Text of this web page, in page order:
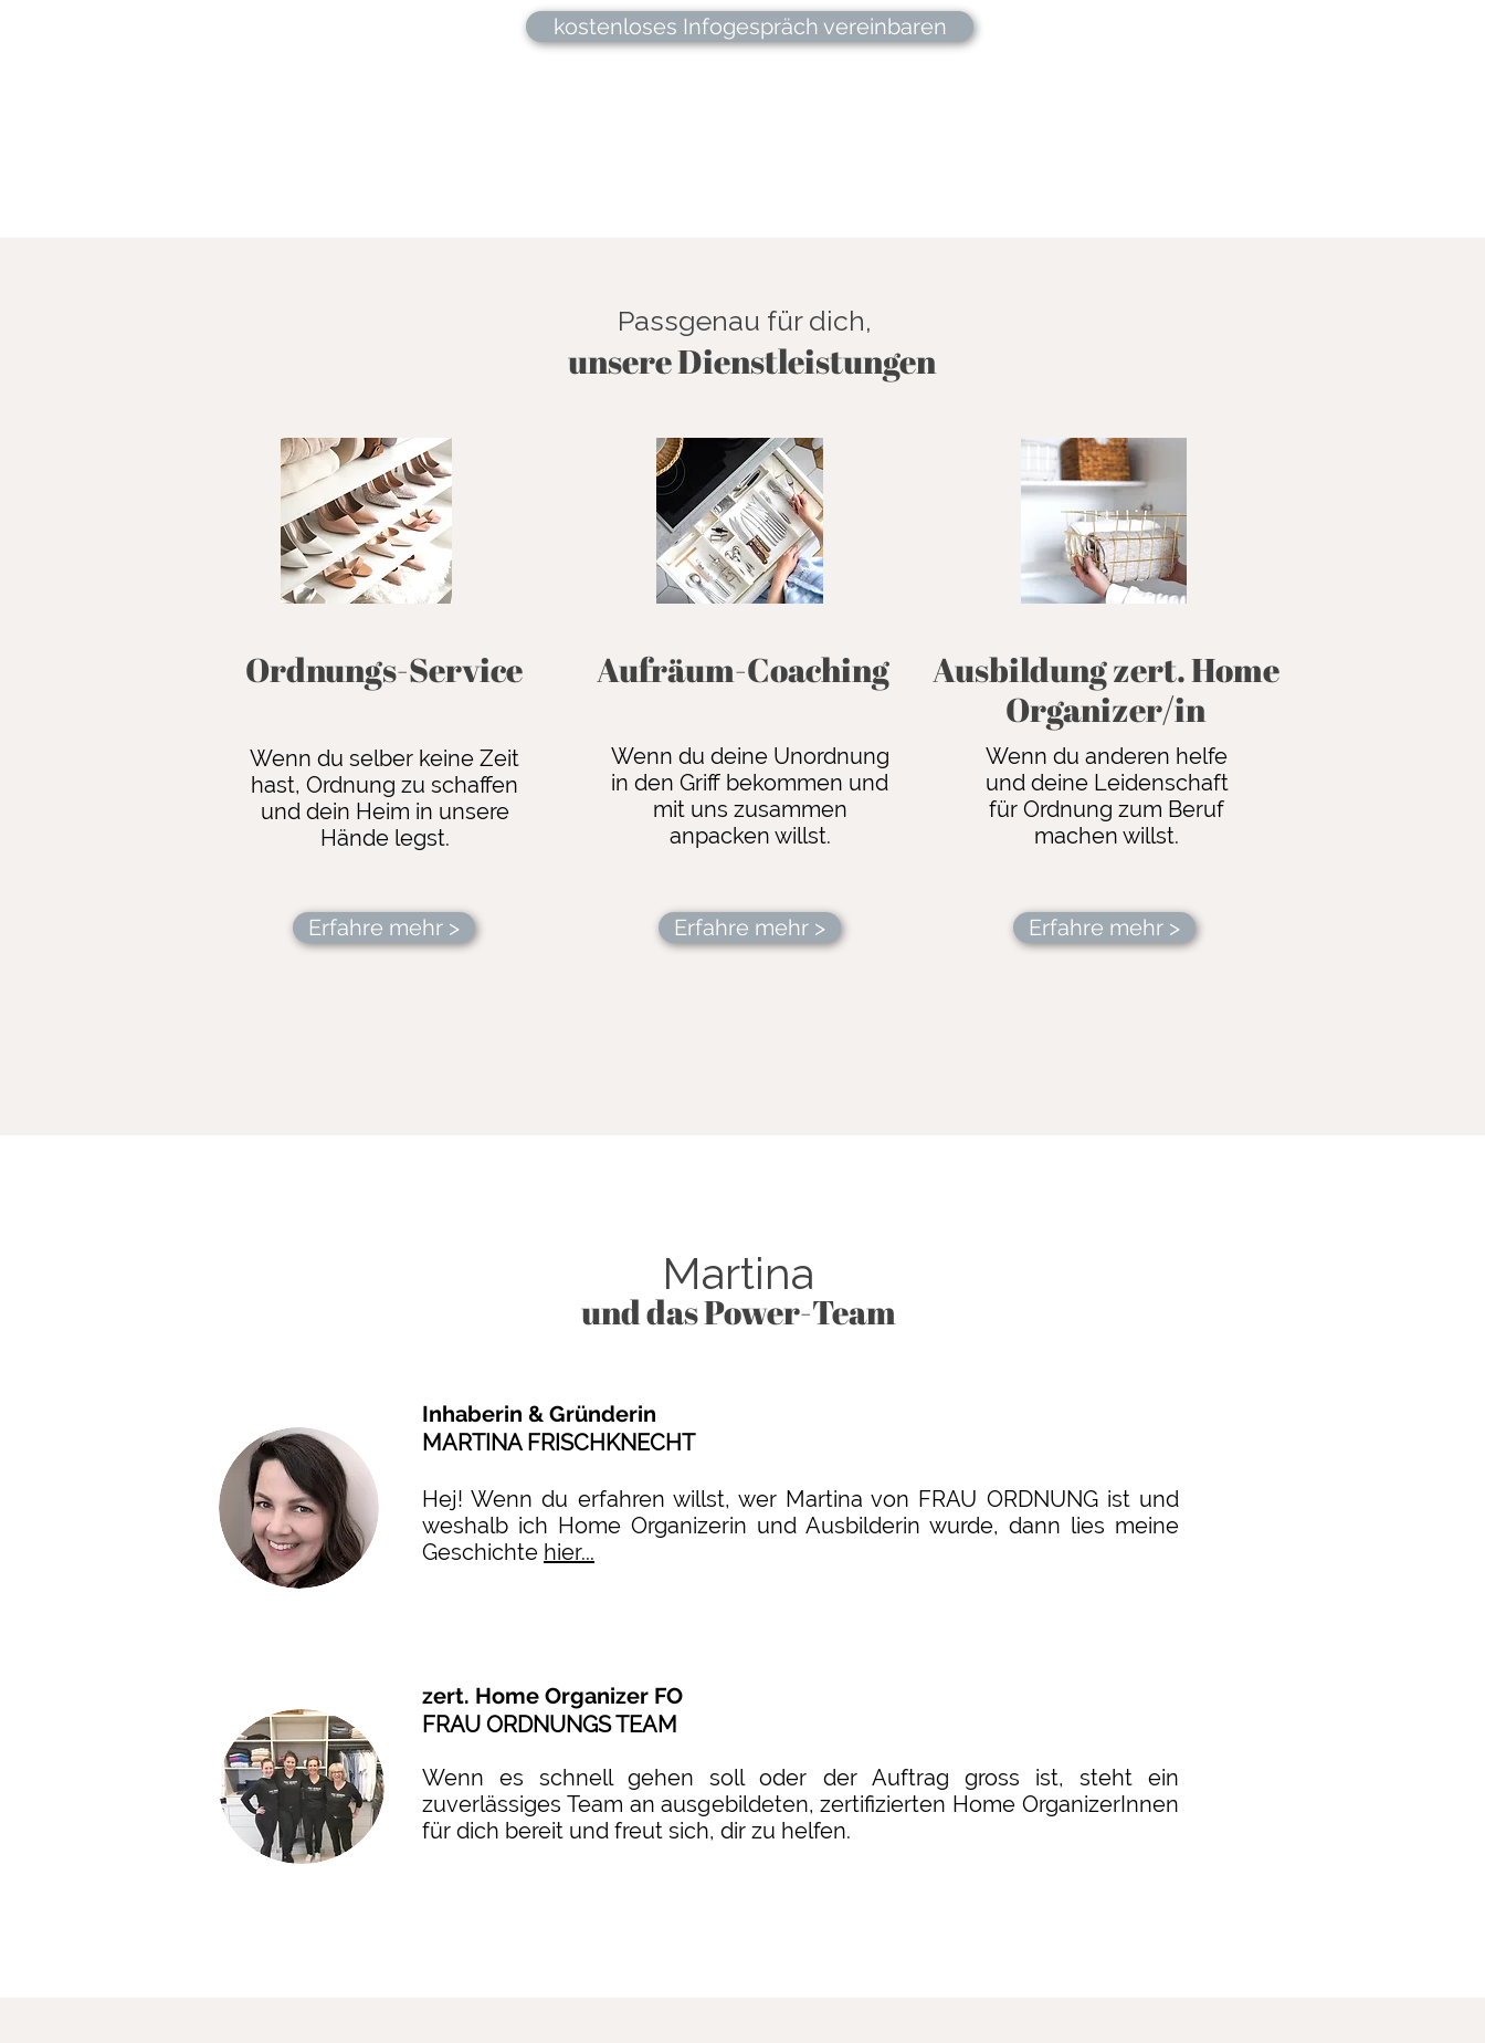
kostenloses Infogespräch vereinbaren
Passgenau für dich,
unsere Dienstleistungen
Ordnungs-Service
Wenn du selber keine Zeit
hast, Ordnung zu schaffen
und dein Heim in unsere
Hände legst.
Erfahre mehr >
Wenn du deine Unordnung
in den Griff bekommen und
mit uns zusammen
anpacken willst.
Erfahre mehr >
Wenn du anderen helfe
und deine Leidenschaft
für Ordnung zum Beruf
machen willst.
Erfahre mehr >
Ausbildung zert. Home
Organizer/in
Aufräum-Coaching
und das Power-Team
Martina
Inhaberin & Gründerin
MARTINA FRISCHKNECHT
Hej! Wenn du erfahren willst, wer Martina von FRAU ORDNUNG ist und
weshalb ich Home Organizerin und Ausbilderin wurde, dann lies meine
Geschichte hier...
zert. Home Organizer FO
FRAU ORDNUNGS TEAM
Wenn es schnell gehen soll oder der Auftrag gross ist, steht ein
zuverlässiges Team an ausgebildeten, zertifizierten Home OrganizerInnen
für dich bereit und freut sich, dir zu helfen.